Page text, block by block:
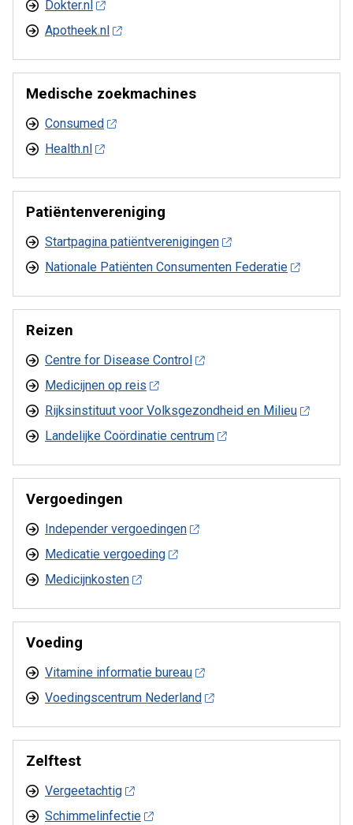
Dokter.nl
Apotheek.nl
Medische zoekmachines
Consumed
Health.nl
Patiëntenvereniging
Startpagina patiëntverenigingen
Nationale Patiënten Consumenten Federatie
Reizen
Centre for Disease Control
Medicijnen op reis
Rijksinstituut voor Volksgezondheid en Milieu
Landelijke Coördinatie centrum
Vergoedingen
Independer vergoedingen
Medicatie vergoeding
Medicijnkosten
Voeding
Vitamine informatie bureau
Voedingscentrum Nederland
Zelftest
Vergeetachtig
Schimmelinfectie